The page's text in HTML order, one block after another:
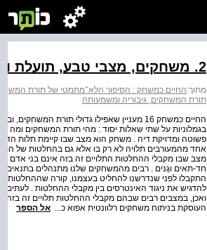
2. משחקים, מצבי טבע, תועלת ותוחלת
מתוך:החיים כמשחק : הסיפור הלא־מתמטי של תורת
תורת המשחקים, גיבוריה ומשמעותה
בגמלוניות על שתי שאלות יסוד : מהי תורת המשחקים
פשוטה ומדויקת דיה . משחק הוא מצב שבו קיימת תלות
אחד מהמעורבים תלויה לא רק בו אלא גם בהחלטות של
מצב שבו מקבלי ההחלטות התלויים זה בזה אינם בני אדם
חד-תאים וגֶנים . רבים מהמשחקים שלנו מתנהלים
התקבלו לפני שנדרשנו להחליט בעצמנו, קורה שההחלטות
להדגיש את ניגוד האינטרסים בין מקבלי ההחלטות . לעתים
ואכן, במצבים רבים שבהם מקבלי ההחלטות תלויים זה
העוסקת בניתוח משחקים רלוונטית אפוא כ... אל הספר